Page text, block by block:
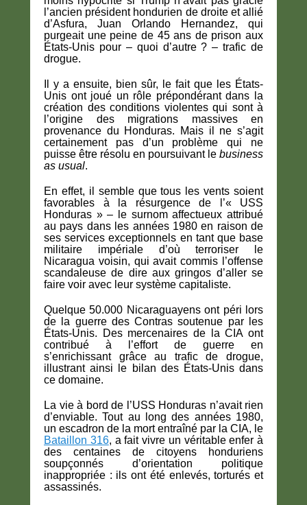
l’ancien président hondurien de droite et allié
d’Asfura, Juan Orlando Hernandez, qui
purgeait une peine de 45 ans de prison aux
États-Unis pour – quoi d’autre ? – trafic de
drogue.
Il y a ensuite, bien sûr, le fait que les États-
Unis ont joué un rôle prépondérant dans la
création des conditions violentes qui sont à
l’origine des migrations massives en
provenance du Honduras. Mais il ne s’agit
certainement pas d’un problème qui ne
puisse être résolu en poursuivant le business
as usual.
En effet, il semble que tous les vents soient
favorables à la résurgence de l’« USS
Honduras » – le surnom affectueux attribué
au pays dans les années 1980 en raison de
ses services exceptionnels en tant que base
militaire impériale d’où terroriser le
Nicaragua voisin, qui avait commis l’offense
scandaleuse de dire aux gringos d’aller se
faire voir avec leur système capitaliste.
Quelque 50.000 Nicaraguayens ont péri lors
de la guerre des Contras soutenue par les
États-Unis. Des mercenaires de la CIA ont
contribué à l’effort de guerre en
s’enrichissant grâce au trafic de drogue,
illustrant ainsi le bilan des États-Unis dans
ce domaine.
La vie à bord de l’USS Honduras n’avait rien
d’enviable. Tout au long des années 1980,
un escadron de la mort entraîné par la CIA, le
Bataillon 316, a fait vivre un véritable enfer à
des centaines de citoyens honduriens
soupçonnés d’orientation politique
inappropriée : ils ont été enlevés, torturés et
assassinés.